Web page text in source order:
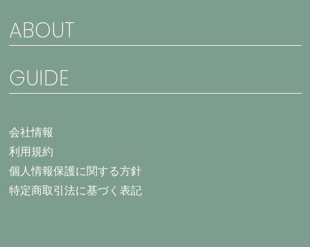
ABOUT
GUIDE
会社情報
利用規約
個人情報保護に関する方針
特定商取引法に基づく表記